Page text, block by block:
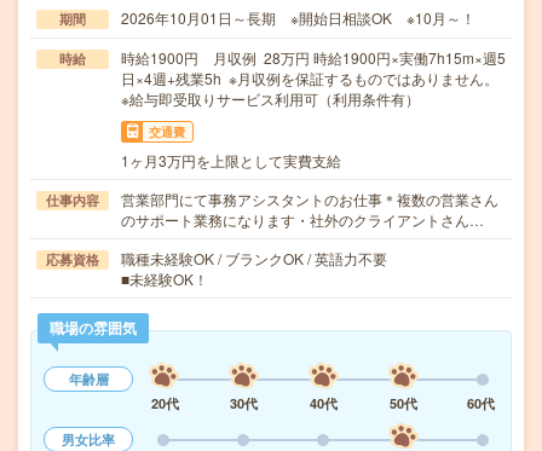
期間 2026年10月01日～長期 ※開始日相談OK ※10月～！
時給
時給1900円 月収例 28万円 時給1900円×実働7h15m×週5
日×4週+残業5h ※月収例を保証するものではありません。
※給与即受取りサービス利用可（利用条件有）
交通費
1ヶ月3万円を上限として実費支給
仕事内容
営業部門にて事務アシスタントのお仕事＊複数の営業さん
のサポート業務になります・社外のクライアントさん…
応募資格
職種未経験OK / ブランクOK / 英語力不要
■未経験OK！
職場の雰囲気
年齢層
20代
30代 40代 50代
60代
男女比率